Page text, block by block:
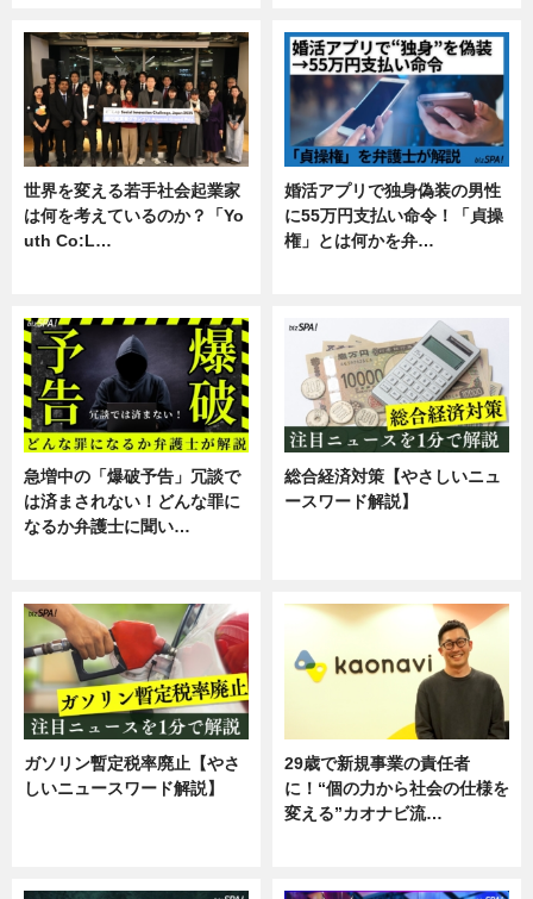
世界を変える若手社会起業家
は何を考えているのか？「Yo
uth Co:L…
婚活アプリで独身偽装の男性
に55万円支払い命令！「貞操
権」とは何かを弁…
急増中の「爆破予告」冗談で
は済まされない！どんな罪に
なるか弁護士に聞い…
総合経済対策【やさしいニュ
ースワード解説】
ガソリン暫定税率廃止【やさ
しいニュースワード解説】
29歳で新規事業の責任者
に！“個の力から社会の仕様を
変える”カオナビ流…